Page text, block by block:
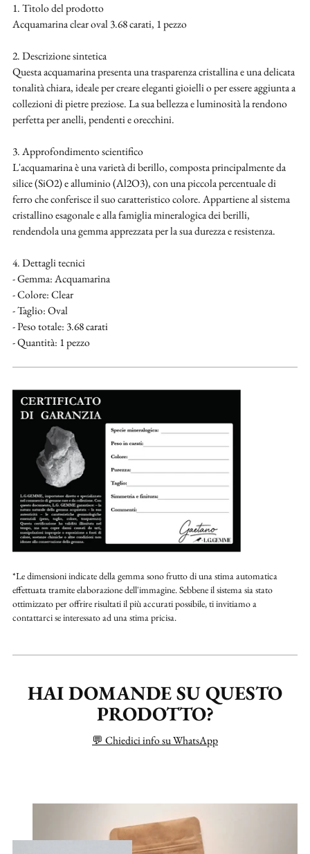
al
carrello...
1. Titolo del prodotto
Acquamarina clear oval 3.68 carati, 1 pezzo
2. Descrizione sintetica
Questa acquamarina presenta una trasparenza cristallina e una delicata
tonalità chiara, ideale per creare eleganti gioielli o per essere aggiunta a
collezioni di pietre preziose. La sua bellezza e luminosità la rendono
perfetta per anelli, pendenti e orecchini.
3. Approfondimento scientifico
L'acquamarina è una varietà di berillo, composta principalmente da
silice (SiO2) e alluminio (Al2O3), con una piccola percentuale di
ferro che conferisce il suo caratteristico colore. Appartiene al sistema
cristallino esagonale e alla famiglia mineralogica dei berilli,
rendendola una gemma apprezzata per la sua durezza e resistenza.
4. Dettagli tecnici
- Gemma: Acquamarina
- Colore: Clear
- Taglio: Oval
- Peso totale: 3.68 carati
- Quantità: 1 pezzo
*Le dimensioni indicate della gemma sono frutto di una stima automatica
effettuata tramite elaborazione dell'immagine. Sebbene il sistema sia stato
ottimizzato per offrire risultati il più accurati possibile, ti invitiamo a
contattarci se interessato ad una stima pricisa.
HAI DOMANDE SU QUESTO
PRODOTTO?
💬 Chiedici info su WhatsApp